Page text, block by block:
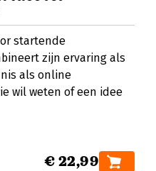
startende
zijn ervaring als
als online
wil weten of een idee
€ 22,99